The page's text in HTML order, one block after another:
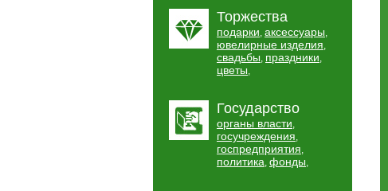
Торжества
подарки, аксессуары,
ювелирные изделия,
свадьбы, праздники,
цветы,
Государство
органы власти,
госучреждения,
госпредприятия,
политика, фонды,